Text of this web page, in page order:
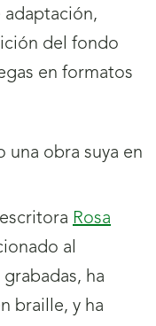
del fondo
en formatos
Rosa
al
ha
braille, y ha